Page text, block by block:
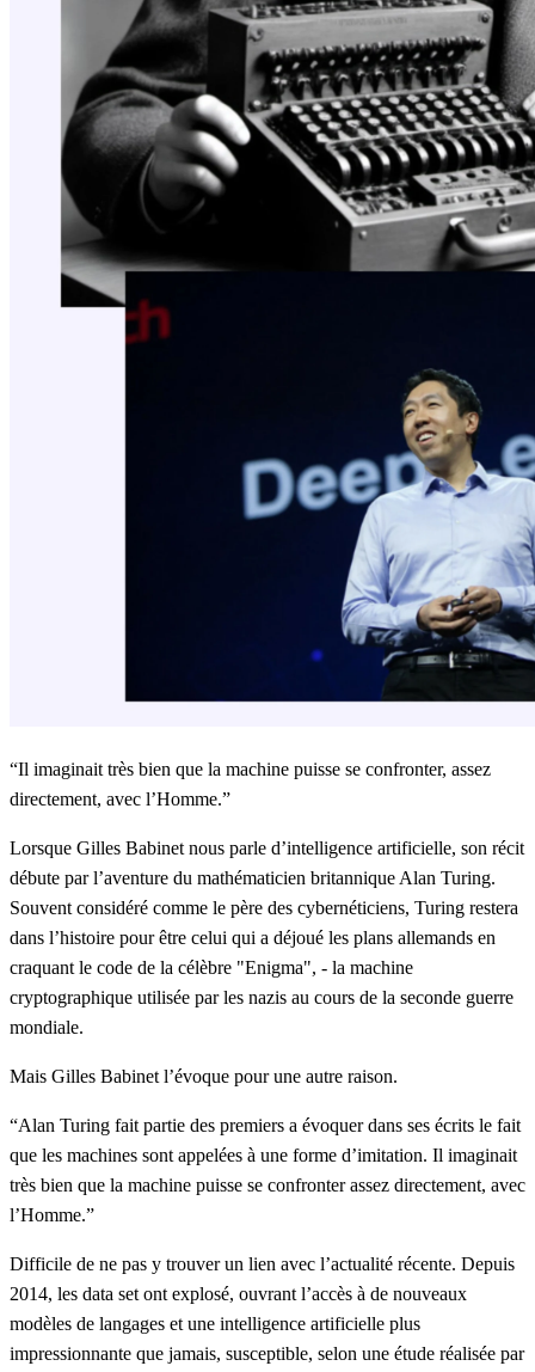
“Il imaginait très bien que la machine puisse se confronter, assez
directement, avec l’Homme.”
Lorsque Gilles Babinet nous parle d’intelligence artificielle, son récit
débute par l’aventure du mathématicien britannique Alan Turing.
Souvent considéré comme le père des cybernéticiens, Turing restera
dans l’histoire pour être celui qui a déjoué les plans allemands en
craquant le code de la célèbre "Enigma", - la machine
cryptographique utilisée par les nazis au cours de la seconde guerre
mondiale.
Mais Gilles Babinet l’évoque pour une autre raison.
“Alan Turing fait partie des premiers a évoquer dans ses écrits le fait
que les machines sont appelées à une forme d’imitation. Il imaginait
très bien que la machine puisse se confronter assez directement, avec
l’Homme.”
Difficile de ne pas y trouver un lien avec l’actualité récente. Depuis
2014, les data set ont explosé, ouvrant l’accès à de nouveaux
modèles de langages et une intelligence artificielle plus
impressionnante que jamais, susceptible, selon une étude réalisée par